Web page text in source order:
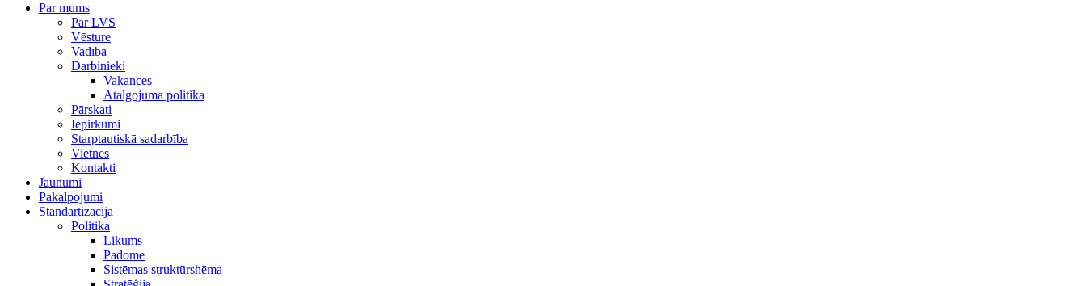
Par mums
Par LVS
Vēsture
Vadība
Darbinieki
Vakances
Atalgojuma politika
Pārskati
Iepirkumi
Starptautiskā sadarbība
Vietnes
Kontakti
Jaunumi
Pakalpojumi
Standartizācija
Politika
Likums
Padome
Sistēmas struktūrshēma